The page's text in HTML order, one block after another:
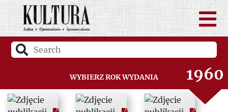
Wybierz rok wydania
1958
1959
1960
1961